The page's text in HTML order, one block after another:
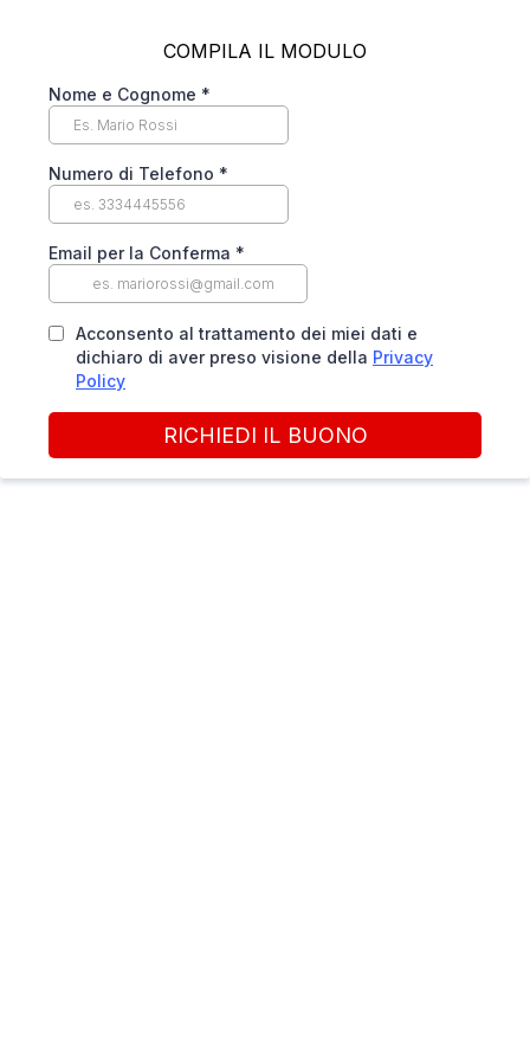
COMPILA IL MODULO
Nome e Cognome *
Numero di Telefono *
Email per la Conferma *
Acconsento al trattamento dei miei dati e
dichiaro di aver preso visione della Privacy
Policy
RICHIEDI IL BUONO